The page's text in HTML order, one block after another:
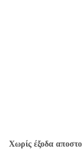
Χωρίς έξοδα